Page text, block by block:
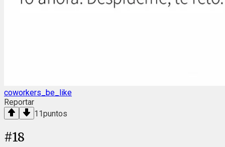
coworkers_be_like
Reportar
11puntos
#18